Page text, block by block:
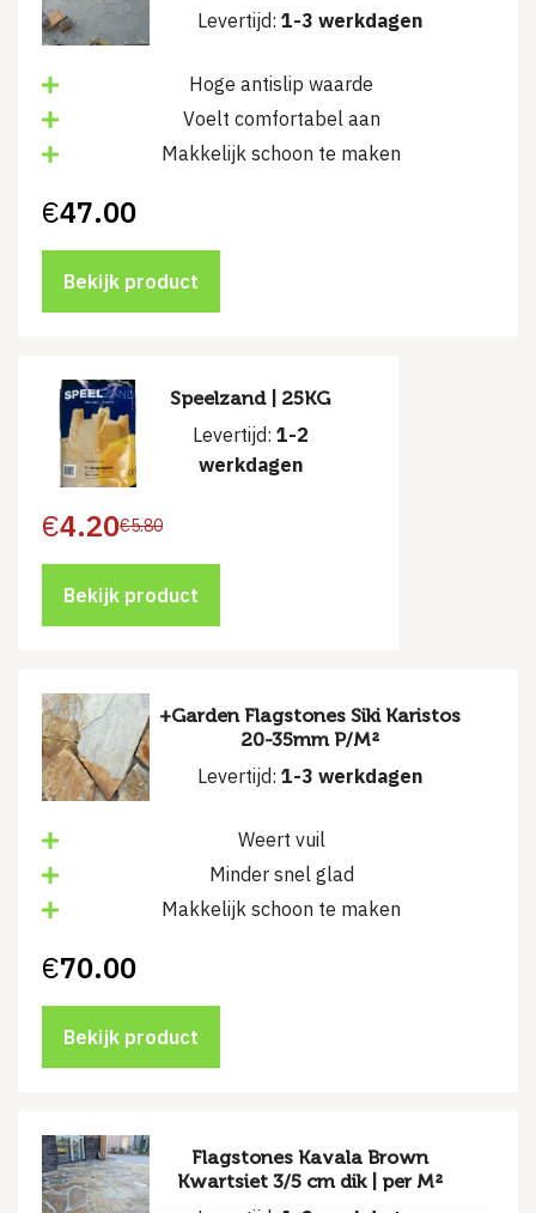
Levertijd: 1-3 werkdagen
Hoge antislip waarde
Voelt comfortabel aan
Makkelijk schoon te maken
€47.00
Bekijk product
Speelzand | 25KG
Levertijd: 1-2
werkdagen
€5.80
Oorspronkelijke
was:
€5.80.
€4.20
Huidige
is:
€4.20.
Bekijk product
+Garden Flagstones Siki Karistos
20-35mm P/M²
Levertijd: 1-3 werkdagen
Weert vuil
Minder snel glad
Makkelijk schoon te maken
€70.00
Bekijk product
Flagstones Kavala Brown
Kwartsiet 3/5 cm dik | per M²